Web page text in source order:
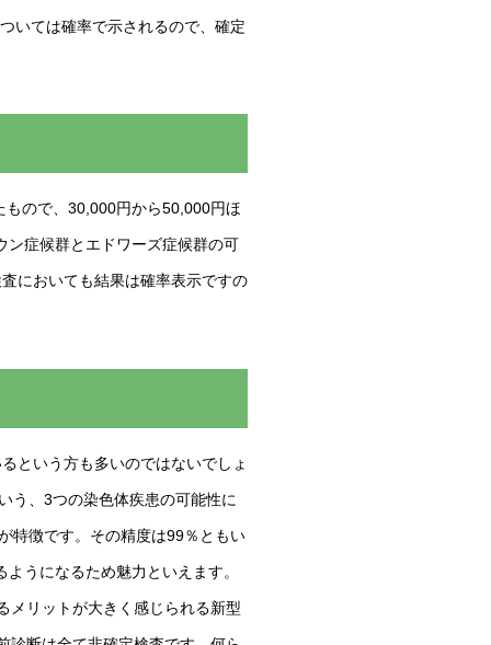
いては確率で示されるので、確定
ので、30,000円から50,000円ほ
ン症候群とエドワーズ症候群の可
においても結果は確率表示ですの
という方も多いのではないでしょ
う、3つの染色体疾患の可能性に
特徴です。その精度は99％ともい
うになるため魅力といえます。
メリットが大きく感じられる新型